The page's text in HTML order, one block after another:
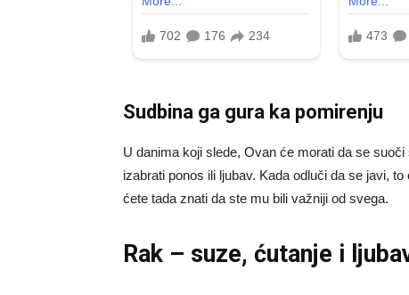
Sudbina ga gura ka pomirenju
U danima koji slede, Ovan će morati da se
izabrati ponos ili ljubav. Kada odluči da se javi,
ćete tada znati da ste mu bili važniji od svega.
Rak – suze, ćutanje i